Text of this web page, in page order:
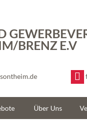
BRENZ E.V
Über Uns